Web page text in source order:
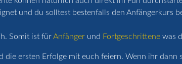
und du solltest bestenfalls den Anfängerkurs
Somit ist fürAnfänger und Fortgeschrittene was
ersten Erfolge mit euch feiern. Wenn ihr dann